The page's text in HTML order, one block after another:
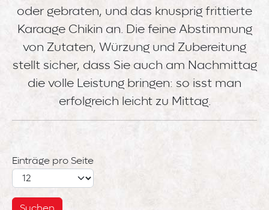
oder gebraten, und das knusprig frittierte
Karaage Chikin an. Die feine Abstimmung
von Zutaten, Würzung und Zubereitung
stellt sicher, dass Sie auch am Nachmittag
die volle Leistung bringen: so isst man
erfolgreich leicht zu Mittag.
Einträge pro Seite